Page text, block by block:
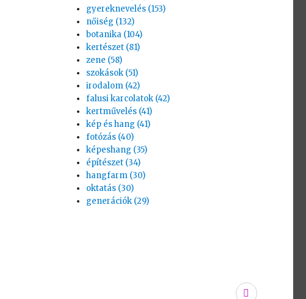
gyereknevelés (153)
nőiség (132)
botanika (104)
kertészet (81)
zene (58)
szokások (51)
irodalom (42)
falusi karcolatok (42)
kertművelés (41)
kép és hang (41)
fotózás (40)
képeshang (35)
építészet (34)
hangfarm (30)
oktatás (30)
generációk (29)